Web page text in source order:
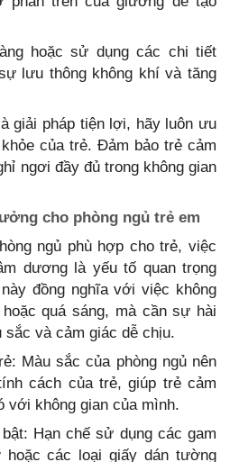
hoặc sử dụng các chi tiết
lưu thông không khí và tăng
giải pháp tiện lợi, hãy luôn ưu
của trẻ. Đảm bảo trẻ cảm
ngơi đầy đủ trong không gian
cho phòng ngủ trẻ em
ngủ phù hợp cho trẻ, việc
dương là yếu tố quan trọng
đồng nghĩa với việc không
quá sáng, mà cần sự hài
sắc và cảm giác dễ chịu.
Màu sắc của phòng ngủ nên
cách của trẻ, giúp trẻ cảm
với không gian của mình.
Hạn chế sử dụng các gam
hoặc các loại giấy dán tường